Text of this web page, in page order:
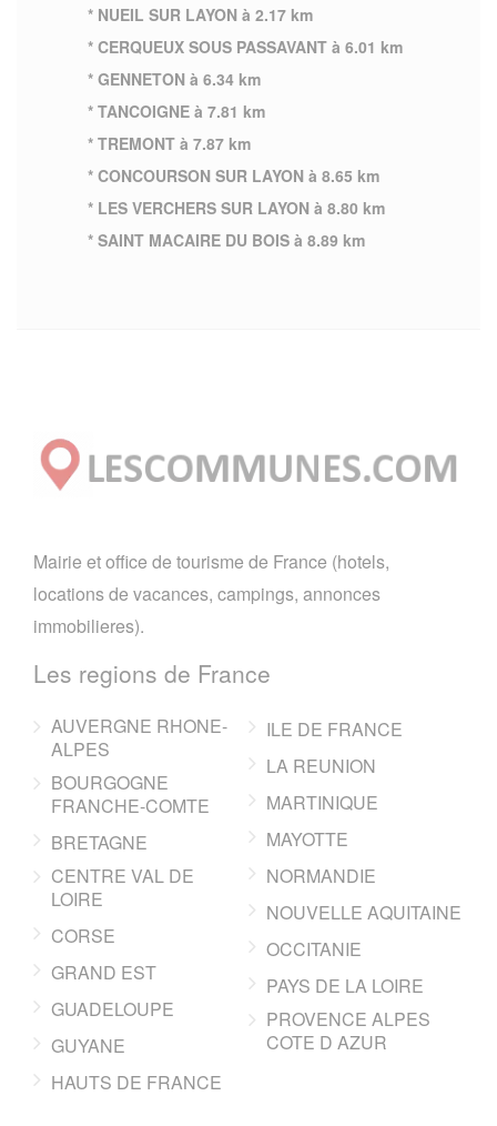
* NUEIL SUR LAYON à 2.17 km
* CERQUEUX SOUS PASSAVANT à 6.01 km
* GENNETON à 6.34 km
* TANCOIGNE à 7.81 km
* TREMONT à 7.87 km
* CONCOURSON SUR LAYON à 8.65 km
* LES VERCHERS SUR LAYON à 8.80 km
* SAINT MACAIRE DU BOIS à 8.89 km
Mairie et office de tourisme de France (hotels,
locations de vacances, campings, annonces
immobilieres).
Les regions de France
AUVERGNE RHONE-
ALPES
BOURGOGNE
FRANCHE-COMTE
BRETAGNE
CENTRE VAL DE
LOIRE
CORSE
GRAND EST
GUADELOUPE
GUYANE
HAUTS DE FRANCE
ILE DE FRANCE
LA REUNION
MARTINIQUE
MAYOTTE
NORMANDIE
NOUVELLE AQUITAINE
OCCITANIE
PAYS DE LA LOIRE
PROVENCE ALPES
COTE D AZUR